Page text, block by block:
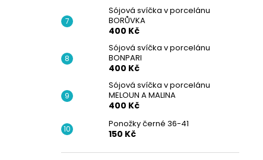
Sójová svíčka v porcelánu
BORŮVKA
400 Kč
Sójová svíčka v porcelánu
BONPARI
400 Kč
Sójová svíčka v porcelánu
MELOUN A MALINA
400 Kč
Ponožky černé 36-41
150 Kč